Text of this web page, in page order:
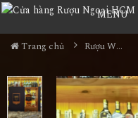
MENU
Trang chủ Rượu Whisky